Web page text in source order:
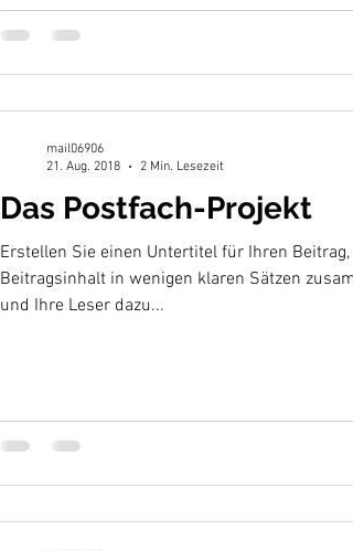
Das Postfach-Projekt
Erstellen Sie einen Untertitel für Ihren
Beitragsinhalt in wenigen klaren Sätzen
und Ihre Leser dazu...
mail06906
21. Aug. 2018
2 Min. Lesezeit